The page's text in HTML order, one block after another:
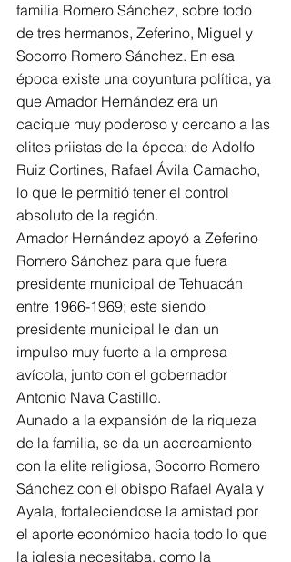
familia Romero Sánchez, sobre todo
de tres hermanos, Zeferino, Miguel y
Socorro Romero Sánchez. En esa
época existe una coyuntura política, ya
que Amador Hernández era un
cacique muy poderoso y cercano a las
elites priistas de la época: de Adolfo
Ruiz Cortines, Rafael Ávila Camacho,
lo que le permitió tener el control
absoluto de la región.
Amador Hernández apoyó a Zeferino
Romero Sánchez para que fuera
presidente municipal de Tehuacán
entre 1966-1969; este siendo
presidente municipal le dan un
impulso muy fuerte a la empresa
avícola, junto con el gobernador
Antonio Nava Castillo.
Aunado a la expansión de la riqueza
de la familia, se da un acercamiento
con la elite religiosa, Socorro Romero
Sánchez con el obispo Rafael Ayala y
Ayala, fortaleciendose la amistad por
el aporte económico hacia todo lo que
la iglesia necesitaba, como la